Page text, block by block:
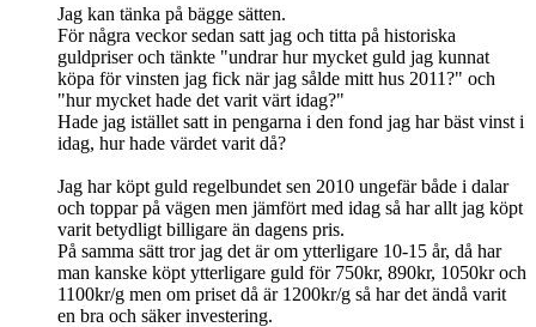
Jag kan tänka på bägge sätten.
För några veckor sedan satt jag och titta på historiska
guldpriser och tänkte "undrar hur mycket guld jag kunnat
köpa för vinsten jag fick när jag sålde mitt hus 2011?" och
"hur mycket hade det varit värt idag?"
Hade jag istället satt in pengarna i den fond jag har bäst vinst i
idag, hur hade värdet varit då?
Jag har köpt guld regelbundet sen 2010 ungefär både i dalar
och toppar på vägen men jämfört med idag så har allt jag köpt
varit betydligt billigare än dagens pris.
På samma sätt tror jag det är om ytterligare 10-15 år, då har
man kanske köpt ytterligare guld för 750kr, 890kr, 1050kr och
1100kr/g men om priset då är 1200kr/g så har det ändå varit
en bra och säker investering.